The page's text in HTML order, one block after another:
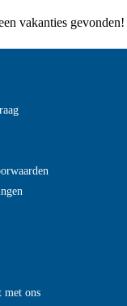
vakanties gevonden!
met ons